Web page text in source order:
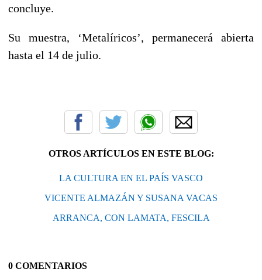
concluye.
Su muestra, ‘Metalíricos’, permanecerá abierta
hasta el 14 de julio.
OTROS ARTÍCULOS EN ESTE BLOG:
LA CULTURA EN EL PAÍS VASCO
VICENTE ALMAZÁN Y SUSANA VACAS
ARRANCA, CON LAMATA, FESCILA
0 COMENTARIOS